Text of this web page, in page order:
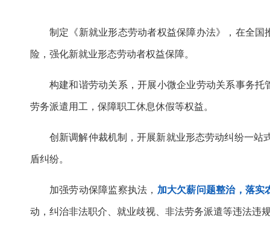
制定《新就业形态劳动者权益保障办法》，在全
险，强化新就业形态劳动者权益保障。
构建和谐劳动关系，开展小微企业劳动关系事务
劳务派遣用工，保障职工休息休假等权益。
创新调解仲裁机制，开展新就业形态劳动纠纷一站
盾纠纷。
加强劳动保障监察执法， 加大欠薪问题整治，落实
动，纠治非法职介、就业歧视、非法劳务派遣等违法违